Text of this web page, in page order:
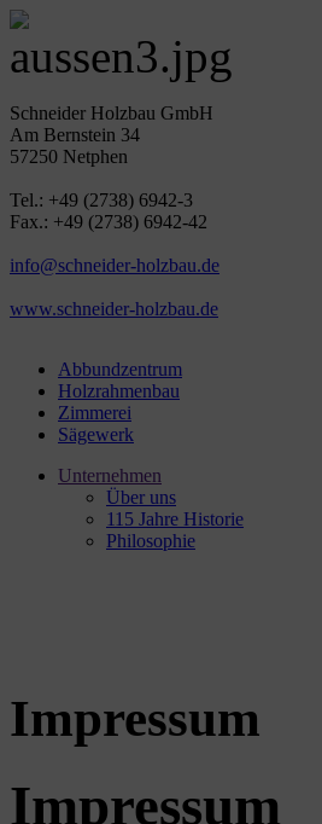
Schneider Holzbau GmbH
Am Bernstein 34
57250 Netphen
Tel.: +49 (2738) 6942-3
Fax.: +49 (2738) 6942-42
info@schneider-holzbau.de
www.schneider-holzbau.de
Abbundzentrum
Holzrahmenbau
Zimmerei
Sägewerk
Unternehmen
Über uns
115 Jahre Historie
Philosophie
Impressum
Impressum